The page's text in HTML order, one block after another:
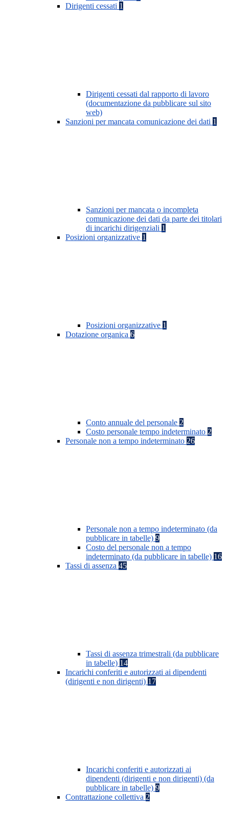
Dirigenti cessati 1
Dirigenti cessati dal rapporto di lavoro
(documentazione da pubblicare sul sito
web)
Sanzioni per mancata comunicazione dei dati 1
Sanzioni per mancata o incompleta
comunicazione dei dati da parte dei titolari
di incarichi dirigenziali 1
Posizioni organizzative 1
Posizioni organizzative 1
Dotazione organica 6
Conto annuale del personale 2
Costo personale tempo indeterminato 2
Personale non a tempo indeterminato 26
Personale non a tempo indeterminato (da
pubblicare in tabelle) 9
Costo del personale non a tempo
indeterminato (da pubblicare in tabelle) 16
Tassi di assenza 45
Tassi di assenza trimestrali (da pubblicare
in tabelle) 14
Incarichi conferiti e autorizzati ai dipendenti
(dirigenti e non dirigenti) 17
Incarichi conferiti e autorizzati ai
dipendenti (dirigenti e non dirigenti) (da
pubblicare in tabelle) 9
Contrattazione collettiva 2